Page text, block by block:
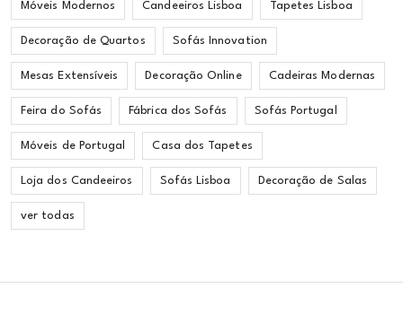
Móveis Modernos Candeeiros Lisboa Tapetes Lisboa
Decoração de Quartos Sofás Innovation
Mesas Extensíveis Decoração Online Cadeiras Modernas
Feira do Sofás Fábrica dos Sofás Sofás Portugal
Móveis de Portugal Casa dos Tapetes
Loja dos Candeeiros Sofás Lisboa Decoração de Salas
ver todas